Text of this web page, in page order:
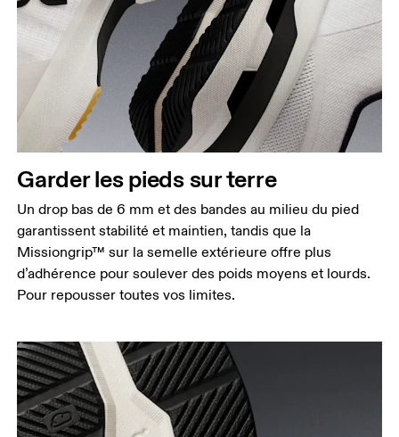
Garder les pieds sur terre
Un drop bas de 6 mm et des bandes au milieu du pied
garantissent stabilité et maintien, tandis que la
Missiongrip™ sur la semelle extérieure offre plus
d’adhérence pour soulever des poids moyens et lourds.
Pour repousser toutes vos limites.